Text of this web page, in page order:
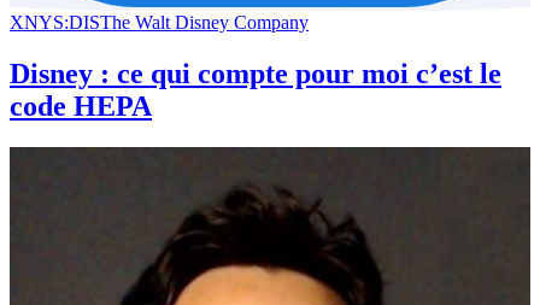
XNYS:DISThe Walt Disney Company
Disney : ce qui compte pour moi c’est le
code HEPA